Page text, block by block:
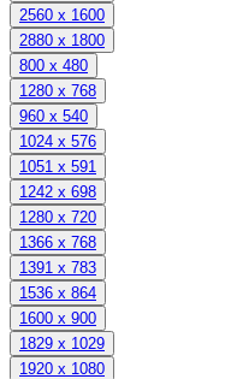
2560 x 1600
2880 x 1800
800 x 480
1280 x 768
960 x 540
1024 x 576
1051 x 591
1242 x 698
1280 x 720
1366 x 768
1391 x 783
1536 x 864
1600 x 900
1829 x 1029
1920 x 1080